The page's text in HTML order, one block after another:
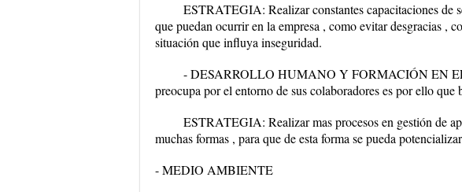
ESTRATEGIA: Realizar constantes capacitaciones de
que puedan ocurrir en la empresa , como evitar desgracias ,
situación que influya inseguridad.
- DESARROLLO HUMANO Y FORMACIÓN EN
preocupa por el entorno de sus colaboradores es por ello que
ESTRATEGIA: Realizar mas procesos en gestión de
muchas formas , para que de esta forma se pueda
- MEDIO AMBIENTE